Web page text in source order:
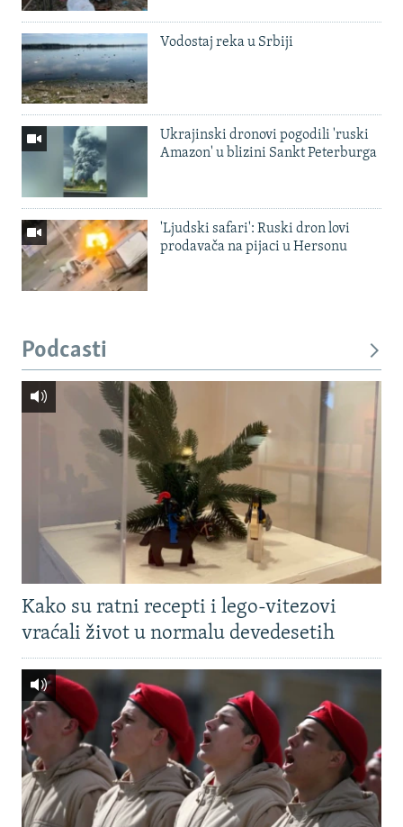
Vodostaj reka u Srbiji
Ukrajinski dronovi pogodili 'ruski
Amazon' u blizini Sankt Peterburga
'Ljudski safari': Ruski dron lovi
prodavača na pijaci u Hersonu
Podcasti
Kako su ratni recepti i lego-vitezovi
vraćali život u normalu devedesetih